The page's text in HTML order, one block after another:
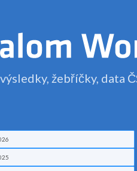
žebříčky, data